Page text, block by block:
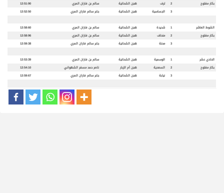
بكار مفتوح
2 ترف هجن الشحانية سالم بن فاران المري
12:51:90
3
الجساسية هجن الشحانية جابر سالم فاران المري 12:52:50
الشوط العاشر 1 شديدة هجن الشحانية سالم بن فاران المري
12:58:60
بكار مفتوح
2 منحاف هجن الشحانية سالم بن فاران المري
12:58:96
3
محنة هجن الشحانية جابر سالم فاران المري 12:59:38
الحادي عشر 1 الوسمية هجن الشحانية سالم بن فاران المري
12:53:39
بكار مفتوح
2 السعدية هجن أم الزبار ناصر حمد مسفر الشهواني
12:54:10
3
نيابة هجن الشحانية جابر سالم فاران المري 12:59:67